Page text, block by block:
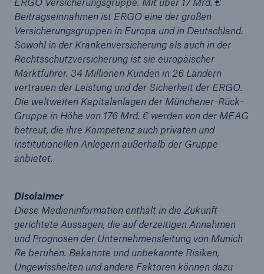
Beitragseinnahmen ist ERGO eine der großen
Versicherungsgruppen in Europa und in Deutschland.
Sowohl in der Krankenversicherung als auch in der
Rechtsschutzversicherung ist sie europäischer
Marktführer. 34 Millionen Kunden in 26 Ländern
vertrauen der Leistung und der Sicherheit der ERGO.
Die weltweiten Kapitalanlagen der Münchener-Rück-
Gruppe in Höhe von 176 Mrd. € werden von der MEAG
betreut, die ihre Kompetenz auch privaten und
institutionellen Anlegern außerhalb der Gruppe
anbietet.
Disclaimer
Diese Medieninformation enthält in die Zukunft
gerichtete Aussagen, die auf derzeitigen Annahmen
und Prognosen der Unternehmensleitung von Munich
Re beruhen. Bekannte und unbekannte Risiken,
Ungewissheiten und andere Faktoren können dazu
Lösungen
Cyber-Lösungen von Munich Re
Navigation schließen oder Escape-Taste drücken
Suche
Home